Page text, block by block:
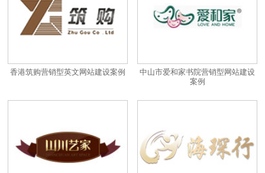
香港筑购营销型英文网站建设案例
中山市爱和家书院营销型网站建设
案例